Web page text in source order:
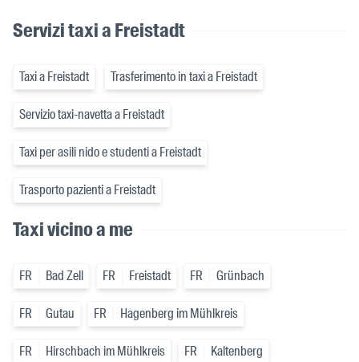
Servizi taxi a Freistadt
Taxi a Freistadt Trasferimento in taxi a Freistadt
Servizio taxi-navetta a Freistadt
Taxi per asili nido e studenti a Freistadt
Trasporto pazienti a Freistadt
Taxi vicino a me
FR Bad Zell FR Freistadt FR Grünbach
FR Gutau FR Hagenberg im Mühlkreis
FR Hirschbach im Mühlkreis FR Kaltenberg